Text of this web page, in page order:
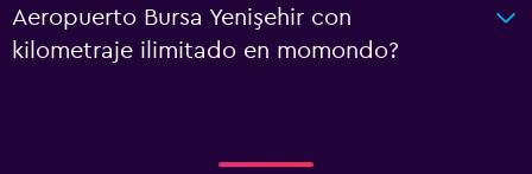
Aeropuerto Bursa Yenişehir con
kilometraje ilimitado en momondo?